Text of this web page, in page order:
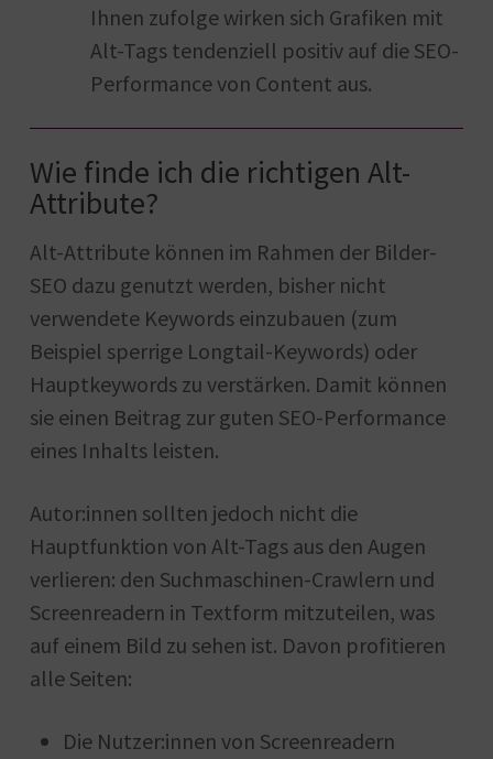
Ihnen zufolge wirken sich Grafiken mit
Alt-Tags tendenziell positiv auf die SEO-
Performance von Content aus.
Wie finde ich die richtigen Alt-
Attribute?
Alt-Attribute können im Rahmen der Bilder-
SEO dazu genutzt werden, bisher nicht
verwendete Keywords einzubauen (zum
Beispiel sperrige Longtail-Keywords) oder
Hauptkeywords zu verstärken. Damit können
sie einen Beitrag zur guten SEO-Performance
eines Inhalts leisten.
Autor:innen sollten jedoch nicht die
Hauptfunktion von Alt-Tags aus den Augen
verlieren: den Suchmaschinen-Crawlern und
Screenreadern in Textform mitzuteilen, was
auf einem Bild zu sehen ist. Davon profitieren
alle Seiten:
Die Nutzer:innen von Screenreadern